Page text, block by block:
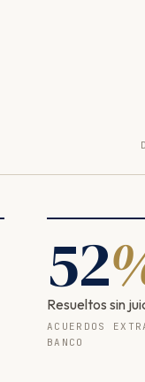
52
Resueltos sin
ACUERDOS
BANCO